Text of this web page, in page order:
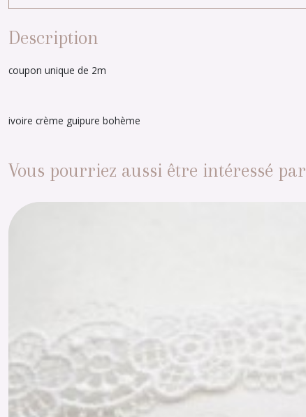
Description
coupon unique de 2m
ivoire crème guipure bohème
Vous pourriez aussi être intéressé par